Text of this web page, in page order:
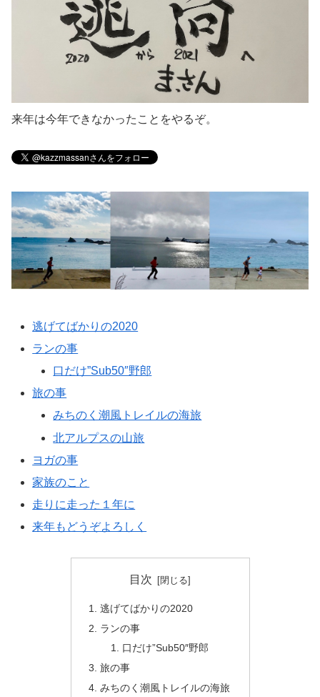
来年は今年できなかったことをやるぞ。
逃げてばかりの2020
ランの事
口だけ”Sub50″野郎
旅の事
みちのく潮風トレイルの海旅
北アルプスの山旅
ヨガの事
家族のこと
走りに走った１年に
来年もどうぞよろしく
目次
逃げてばかりの2020
ランの事
口だけ”Sub50″野郎
旅の事
みちのく潮風トレイルの海旅